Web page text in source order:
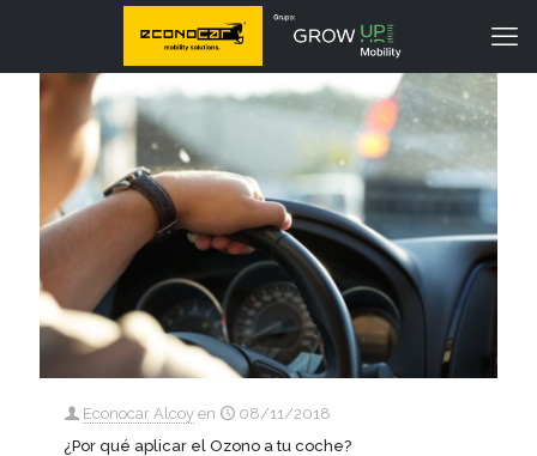
Econocar Alcoy en
08/11/2018
¿Por qué aplicar el Ozono a tu coche?